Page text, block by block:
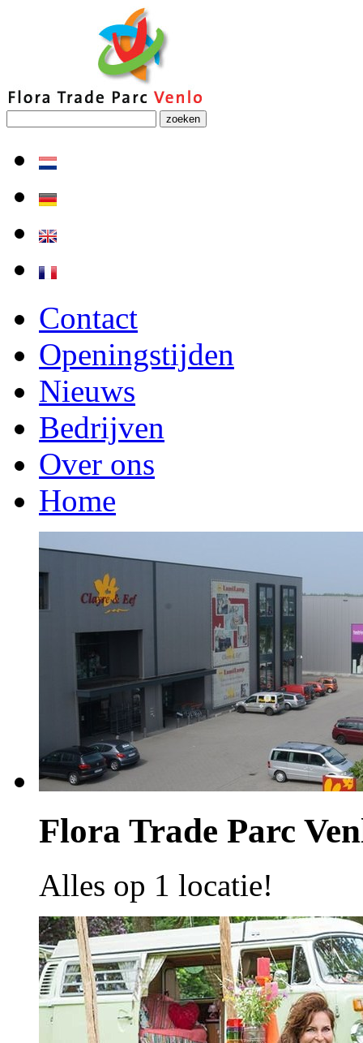
zoeken
Contact
Openingstijden
Nieuws
Bedrijven
Over ons
Home
Flora Trade Parc
Alles op 1 locatie!